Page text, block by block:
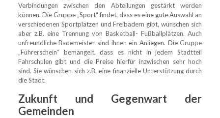
Verbindungen zwischen den Abteilungen gestärkt werden
können. Die Gruppe „Sport“ findet, dass es eine gute Auswahl an
verschiedenen Sportplätzen und Freibädern gibt, wünschen sich
aber z.B. eine Trennung von Basketball- Fußballplätzen. Auch
unfreundliche Bademeister sind ihnen ein Anliegen. Die Gruppe
„Führerschein“ bemängelt, dass es nicht in jedem Stadtteil
Fahrschulen gibt und die Preise hierfür inzwischen sehr hoch
sind. Sie wünschen sich z.B. eine finanzielle Unterstützung durch
die Stadt.
Zukunft und Gegenwart der
Gemeinden